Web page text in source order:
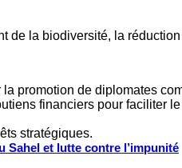
Sahel et lutte contre l’impunité
de la biodiversité, la
promotion de diplomates
financiers pour faciliter
stratégiques.